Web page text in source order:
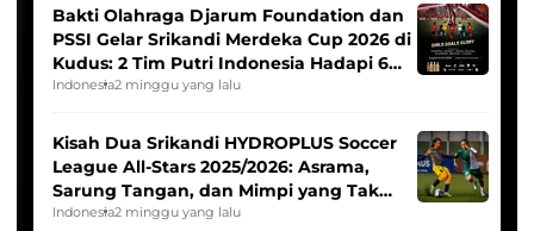
Bakti Olahraga Djarum Foundation dan
PSSI Gelar Srikandi Merdeka Cup 2026 di
Kudus: 2 Tim Putri Indonesia Hadapi 6
Tim Asia
Indonesia2 minggu yang lalu
Kisah Dua Srikandi HYDROPLUS Soccer
League All-Stars 2025/2026: Asrama,
Sarung Tangan, dan Mimpi yang Tak
Pernah Padam
Indonesia2 minggu yang lalu